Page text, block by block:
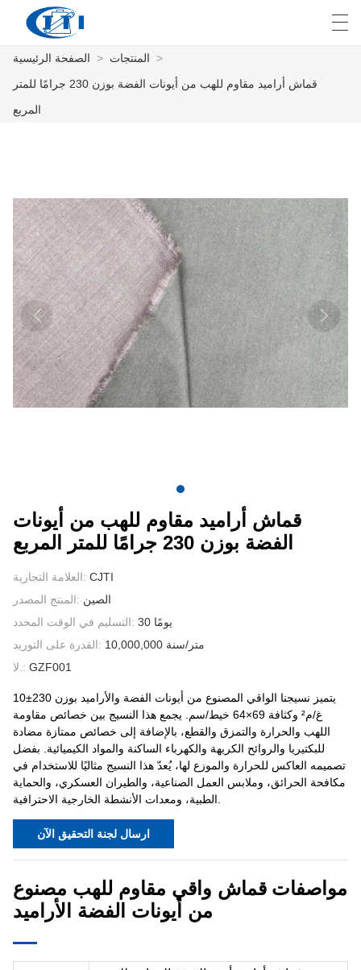
التخصيص
معلومات عنا
أخبار
صناعة
الاتصال بنا
مقاطع الفيديو
العربية česky الصفحة الرئيسية > المنتجات >
قماش أراميد مقاوم للهب من أيونات الفضة بوزن 230 جرامًا للمتر
المربع
قماش أراميد مقاوم للهب من أيونات
الفضة بوزن 230 جرامًا للمتر المربع
العلامة التجارية: CJTI
المنتج المصدر: الصين
التسليم في الوقت المحدد:
30 يومًا
القدرة على التوريد:
10,000,000 متر/سنة
لا.: GZF001
يتميز نسيجنا الواقي المصنوع من أيونات الفضة والأراميد بوزن 230±10
غ/م² وكثافة 69×64 خيط/سم. يجمع هذا النسيج بين خصائص مقاومة
اللهب والحرارة والتمزق والقطع، بالإضافة إلى خصائص ممتازة مضادة
للبكتيريا والروائح الكريهة والكهرباء الساكنة والمواد الكيميائية. بفضل
تصميمه العاكس للحرارة والموزع لها، يُعدّ هذا النسيج مثاليًا للاستخدام في
مكافحة الحرائق، وملابس العمل الصناعية، والطيران العسكري، والحماية
ارسال لجنة التحقيق الآن
مواصفات قماش واقي مقاوم للهب مصنوع
من أيونات الفضة الأراميد